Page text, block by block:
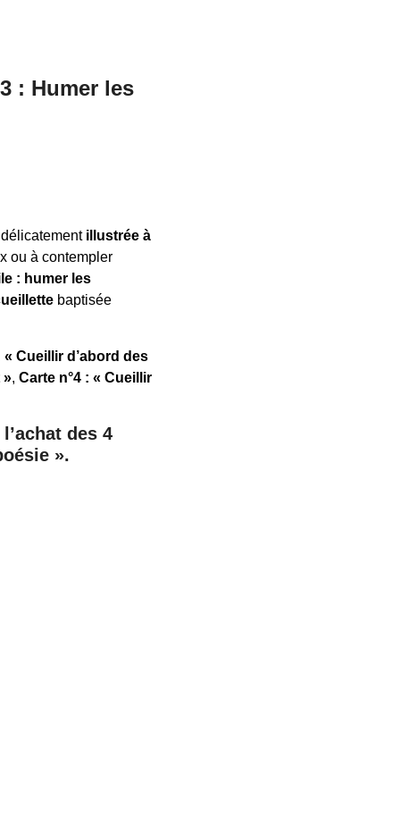
: Humer les
délicatementillustrée à
ou à contempler
: humer les
baptisée
« Cueillir d’abord des
», Carte n°4 : « Cueillir
des 4
».